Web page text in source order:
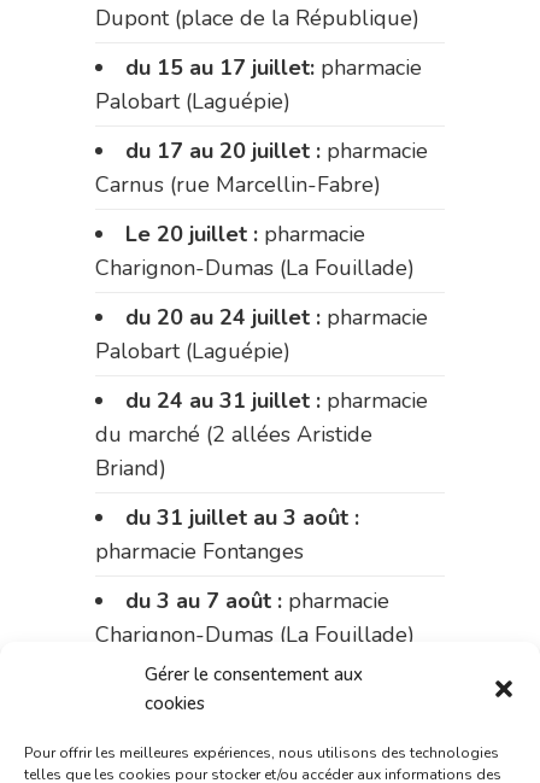
Gérer le consentement aux
cookies
Pour offrir les meilleures expériences, nous utilisons des technologies
telles que les cookies pour stocker et/ou accéder aux informations des
Dupont (place de la République)
du 15 au 17 juillet: pharmacie
Palobart (Laguépie)
du 17 au 20 juillet : pharmacie
Carnus (rue Marcellin-Fabre)
Le 20 juillet : pharmacie
Charignon-Dumas (La Fouillade)
du 20 au 24 juillet : pharmacie
Palobart (Laguépie)
du 24 au 31 juillet : pharmacie
du marché (2 allées Aristide
Briand)
du 31 juillet au 3 août :
pharmacie Fontanges
du 3 au 7 août : pharmacie
Charignon-Dumas (La Fouillade)
du 7 au 14 août :pharmacie
Bonnemaire (rue Saint-Jacques)
du 15 au 17 août :pharmacie